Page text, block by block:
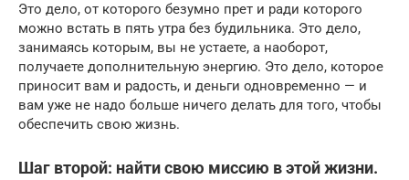
Это дело, от которого безумно прет и ради которого
можно встать в пять утра без будильника. Это дело,
занимаясь которым, вы не устаете, а наоборот,
получаете дополнительную энергию. Это дело, которое
приносит вам и радость, и деньги одновременно — и
вам уже не надо больше ничего делать для того, чтобы
обеспечить свою жизнь.
Шаг второй: найти свою миссию в этой жизни.